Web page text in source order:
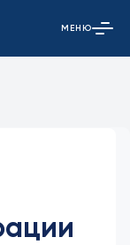
Открыть
МЕНЮ